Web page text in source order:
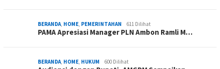
BERANDA, HOME, PEMERINTAHAN 611 Dilihat
PAMA Apresiasi Manager PLN Ambon Ramli M…
BERANDA, HOME, HUKUM 600 Dilihat